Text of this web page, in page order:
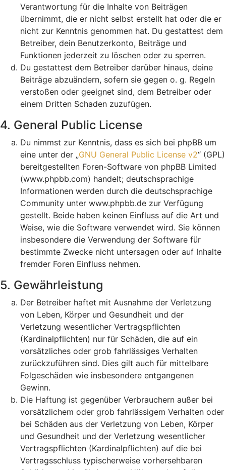
Verantwortung für die Inhalte von Beiträgen
übernimmt, die er nicht selbst erstellt hat oder die er
nicht zur Kenntnis genommen hat. Du gestattest dem
Betreiber, dein Benutzerkonto, Beiträge und
Funktionen jederzeit zu löschen oder zu sperren.
Du gestattest dem Betreiber darüber hinaus, deine
Beiträge abzuändern, sofern sie gegen o. g. Regeln
verstoßen oder geeignet sind, dem Betreiber oder
einem Dritten Schaden zuzufügen.
4. General Public License
Du nimmst zur Kenntnis, dass es sich bei phpBB um
eine unter der „GNU General Public License v2“ (GPL)
bereitgestellten Foren-Software von phpBB Limited
(www.phpbb.com) handelt; deutschsprachige
Informationen werden durch die deutschsprachige
Community unter www.phpbb.de zur Verfügung
gestellt. Beide haben keinen Einfluss auf die Art und
Weise, wie die Software verwendet wird. Sie können
insbesondere die Verwendung der Software für
bestimmte Zwecke nicht untersagen oder auf Inhalte
fremder Foren Einfluss nehmen.
5. Gewährleistung
Der Betreiber haftet mit Ausnahme der Verletzung
von Leben, Körper und Gesundheit und der
Verletzung wesentlicher Vertragspflichten
(Kardinalpflichten) nur für Schäden, die auf ein
vorsätzliches oder grob fahrlässiges Verhalten
zurückzuführen sind. Dies gilt auch für mittelbare
Folgeschäden wie insbesondere entgangenen
Gewinn.
Die Haftung ist gegenüber Verbrauchern außer bei
vorsätzlichem oder grob fahrlässigem Verhalten oder
bei Schäden aus der Verletzung von Leben, Körper
und Gesundheit und der Verletzung wesentlicher
Vertragspflichten (Kardinalpflichten) auf die bei
Vertragsschluss typischerweise vorhersehbaren